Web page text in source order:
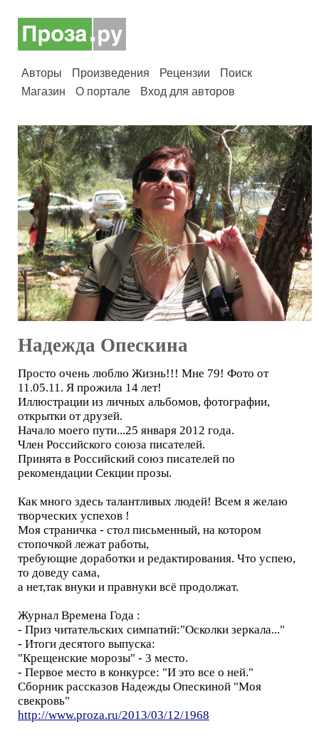
Авторы Произведения Рецензии
Поиск
Магазин
О портале Вход для авторов
Надежда Опескина
Просто очень люблю Жизнь!!! Мне 79! Фото от
11.05.11. Я прожила 14 лет!
Иллюстрации из личных альбомов, фотографии,
открытки от друзей.
Начало моего пути...25 января 2012 года.
Член Российского союза писателей.
Принята в Российский союз писателей по
рекомендации Секции прозы.
Как много здесь талантливых людей! Всем я желаю
творческих успехов !
Моя страничка - стол письменный, на котором
стопочкой лежат работы,
требующие доработки и редактирования. Что успею,
то доведу сама,
а нет,так внуки и правнуки всё продолжат.
Журнал Времена Года :
- Приз читательских симпатий:"Осколки зеркала..."
- Итоги десятого выпуска:
"Крещенские морозы" - 3 место.
- Первое место в конкурсе: "И это все о ней."
Сборник рассказов Надежды Опескиной "Моя
свекровь"
http://www.proza.ru/2013/03/12/1968